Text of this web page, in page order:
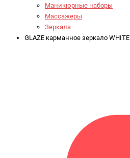
Маникюрные наборы
Массажеры
Зеркала
GLAZE карманное зеркало WHITE